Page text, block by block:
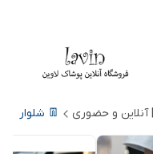
آنلاین و حضوری 👖 شلوار